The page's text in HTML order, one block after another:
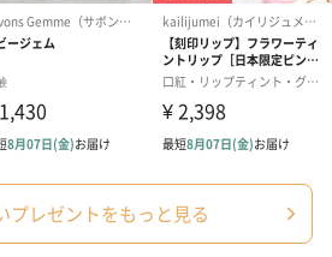
シャワージェル＆ハン
ドクリーム（ピンクグ
レープフルーツ）
（2,145円）
シャワージェ
ドクリーム（
ッシュローズ
円）
プレゼントをもっと見る